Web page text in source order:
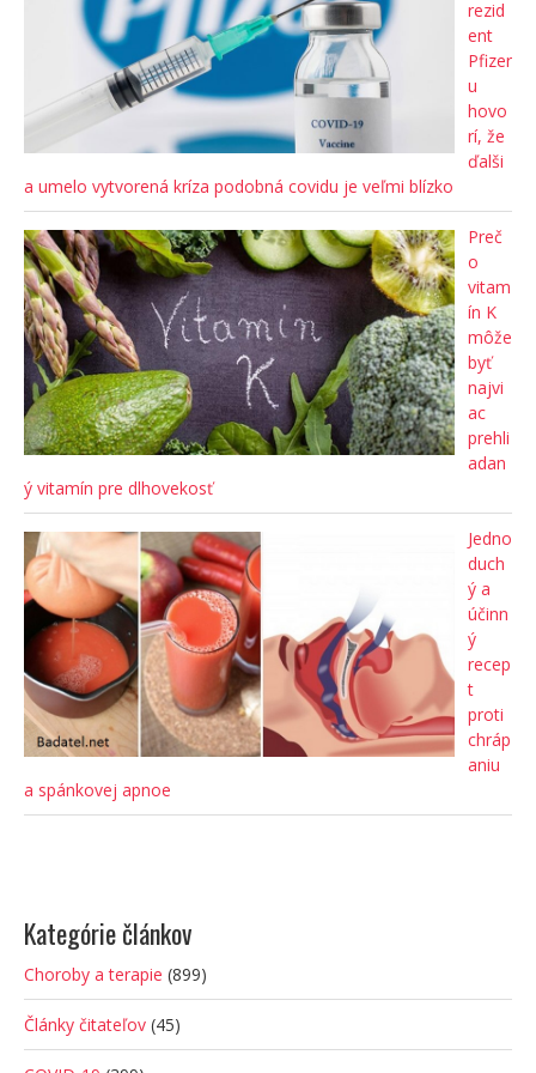
rezid
ent
Pfizer
u
hovo
rí, že
ďalši
a umelo vytvorená kríza podobná covidu je veľmi blízko
Preč
o
vitam
ín K
môže
byť
najvi
ac
prehli
adan
ý vitamín pre dlhovekosť
Jedno
duch
ý a
účinn
ý
recep
t
proti
chráp
aniu
a spánkovej apnoe
Kategórie článkov
Choroby a terapie (899)
Články čitateľov (45)